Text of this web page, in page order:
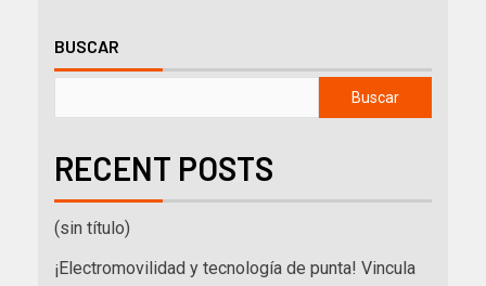
BUSCAR
Buscar
RECENT POSTS
(sin título)
¡Electromovilidad y tecnología de punta! Vincula